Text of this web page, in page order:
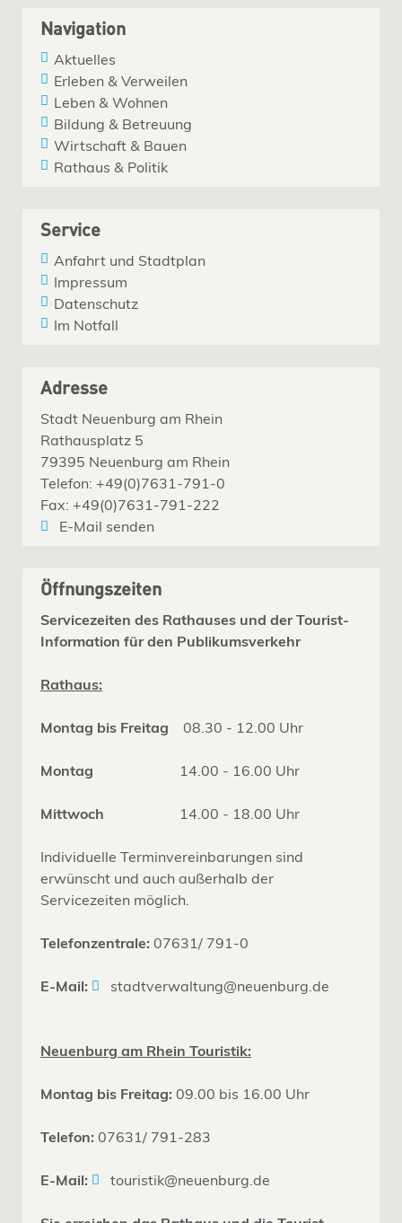
Navigation
Aktuelles
Erleben & Verweilen
Leben & Wohnen
Bildung & Betreuung
Wirtschaft & Bauen
Rathaus & Politik
Service
Anfahrt und Stadtplan
Impressum
Datenschutz
Im Notfall
Adresse
Stadt Neuenburg am Rhein
Rathausplatz 5
79395 Neuenburg am Rhein
Telefon: +49(0)7631-791-0
Fax: +49(0)7631-791-222
E-Mail senden
Öffnungszeiten
Servicezeiten des Rathauses und der Tourist-
Information für den Publikumsverkehr
Rathaus:
Montag bis Freitag 08.30 - 12.00 Uhr
Montag 14.00 - 16.00 Uhr
Mittwoch 14.00 - 18.00 Uhr
Individuelle Terminvereinbarungen sind
erwünscht und auch außerhalb der
Servicezeiten möglich.
Telefonzentrale: 07631/ 791-0
E-Mail: stadtverwaltung@neuenburg.de
Neuenburg am Rhein Touristik:
Montag bis Freitag: 09.00 bis 16.00 Uhr
Telefon: 07631/ 791-283
E-Mail: touristik@neuenburg.de